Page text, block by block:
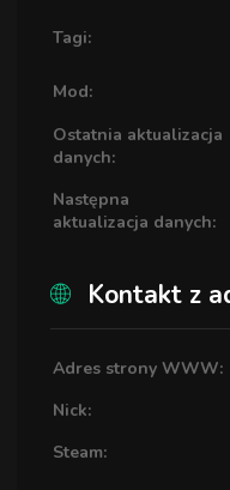
Tagi:
Mod:
Ostatnia aktualizacja
danych:
Następna
aktualizacja danych:
Kontakt z
Adres strony WWW:
Nick:
Steam: